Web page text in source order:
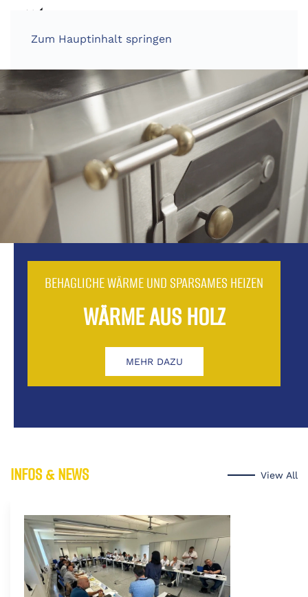
Zum Hauptinhalt springen
BEHAGLICHE WÄRME UND SPARSAMES HEIZEN
WÄRME AUS HOLZ
MEHR DAZU
INFOS & NEWS View All